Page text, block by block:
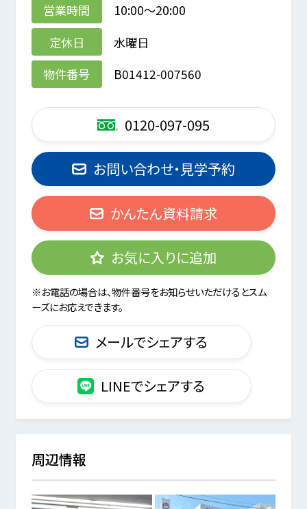
営業時間
10:00～20:00
定休日
水曜日
物件番号
B01412-007560
0120-097-095
お問い合わせ・見学予約
かんたん資料請求
お気に入りに追加
※お電話の場合は、物件番号をお知らせいただけるとスム
ーズにお応えできます。
メールでシェアする
LINEでシェアする
周辺情報